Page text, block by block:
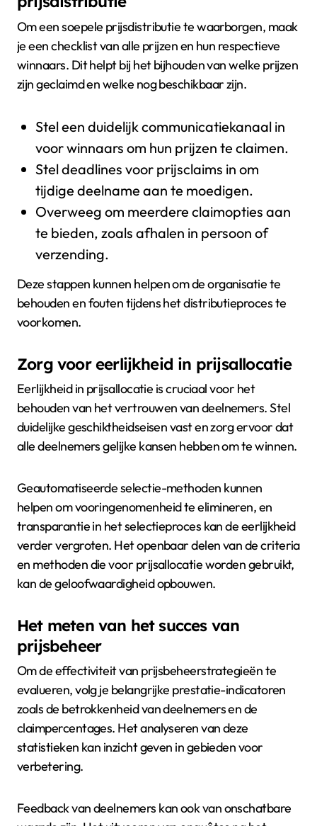
Om een soepele prijsdistributie te waarborgen, maak
je een checklist van alle prijzen en hun respectieve
winnaars. Dit helpt bij het bijhouden van welke prijzen
zijn geclaimd en welke nog beschikbaar zijn.
Stel een duidelijk communicatiekanaal in
voor winnaars om hun prijzen te claimen.
Stel deadlines voor prijsclaims in om
tijdige deelname aan te moedigen.
Overweeg om meerdere claimopties aan
te bieden, zoals afhalen in persoon of
verzending.
Deze stappen kunnen helpen om de organisatie te
behouden en fouten tijdens het distributieproces te
voorkomen.
Zorg voor eerlijkheid in prijsallocatie
Eerlijkheid in prijsallocatie is cruciaal voor het
behouden van het vertrouwen van deelnemers. Stel
duidelijke geschiktheidseisen vast en zorg ervoor dat
alle deelnemers gelijke kansen hebben om te winnen.
Geautomatiseerde selectie-methoden kunnen
helpen om vooringenomenheid te elimineren, en
transparantie in het selectieproces kan de eerlijkheid
verder vergroten. Het openbaar delen van de criteria
en methoden die voor prijsallocatie worden gebruikt,
kan de geloofwaardigheid opbouwen.
Het meten van het succes van
prijsbeheer
Om de effectiviteit van prijsbeheerstrategieën te
evalueren, volg je belangrijke prestatie-indicatoren
zoals de betrokkenheid van deelnemers en de
claimpercentages. Het analyseren van deze
statistieken kan inzicht geven in gebieden voor
verbetering.
Feedback van deelnemers kan ook van onschatbare